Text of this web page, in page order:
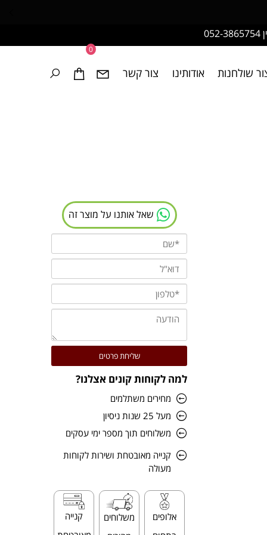
052-3865754
0
שולחנות אודותינו צור קשר
שאל אותנו על מוצר זה
למה לקוחות קונים אצלנו?
מחירים משתלמים
מעל 25 שנות ניסיון
משלוחים תוך מספר ימי עסקים
קנייה מאובטחת ושירות לקוחות
מעולה
אלופים
משלוחים
קנייה